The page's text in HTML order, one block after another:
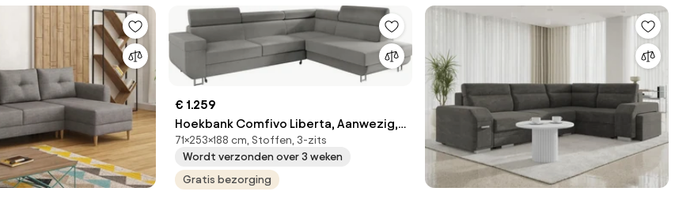
€ 1.259
Hoekbank Comfivo Liberta, Aanwezig,
Aanwezig, 253x188x71cm, 107.5 kg,
Poten: Metaal, Kunststof
71×253×188 cm, Stoffen, 3-zits
Wordt verzonden over 3 weken
Gratis bezorging